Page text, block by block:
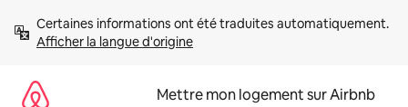
directement
Afficher la langue d'origine
Mettre mon logement sur Airbnb